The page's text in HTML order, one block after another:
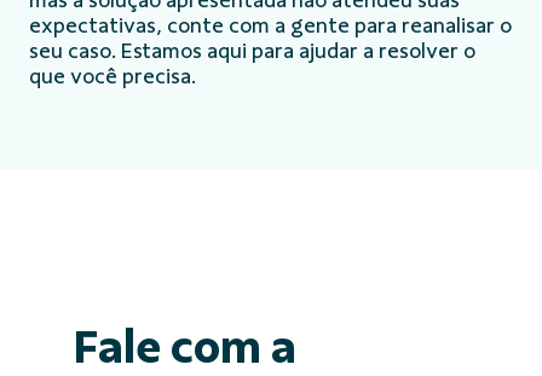
expectativas, conte com a gente para reanalisar o
seu caso. Estamos aqui para ajudar a resolver o
que você precisa.
Fale com a